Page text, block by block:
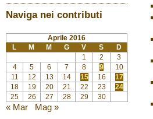
Naviga nei contributi
Aprile 2016
L
M M G V S
D
1
2
3
4
5 6 7 8 9
10
11
12 13 14 15 16
17
18
19 20 21 22 23
24
25
26 27 28 29 30
« Mar Mag »